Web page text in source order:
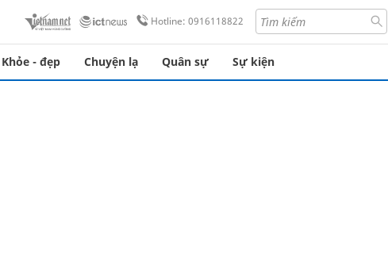
Hotline: 0916118822
Khỏe - đẹp Chuyện lạ Quân sự Sự kiện